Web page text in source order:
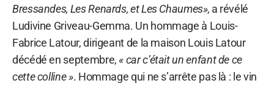
Bressandes, Les Renards, et Les Chaumes», a révélé
Ludivine Griveau-Gemma. Un hommage à Louis-
Fabrice Latour, dirigeant de la maison Louis Latour
décédé en septembre,« car c’était un enfant de ce
cette colline ». Hommage qui ne s’arrête pas là : le vin